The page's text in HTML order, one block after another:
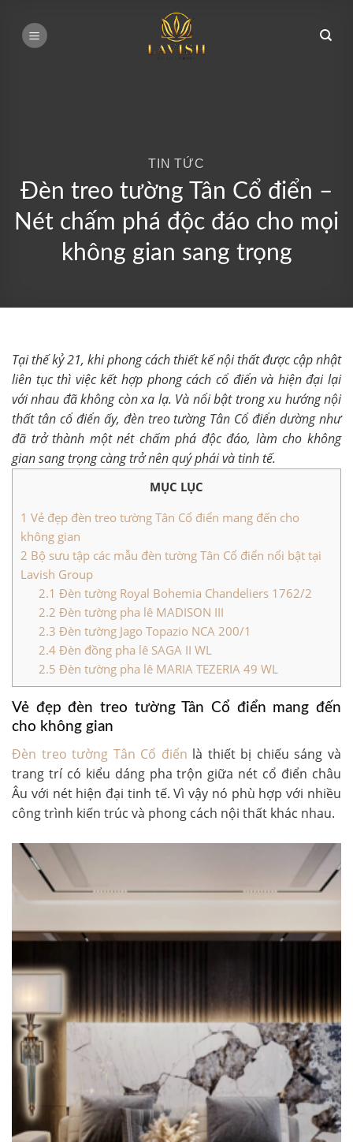
TIN TỨC
Đèn treo tường Tân Cổ điển –
Nét chấm phá độc đáo cho mọi
không gian sang trọng
Tại thế kỷ 21, khi phong cách thiết kế nội thất được cập nhật
liên tục thì việc kết hợp phong cách cổ điển và hiện đại lại
với nhau đã không còn xa lạ. Và nổi bật trong xu hướng nội
thất tân cổ điển ấy, đèn treo tường Tân Cổ điển dường như
đã trở thành một nét chấm phá độc đáo, làm cho không
gian sang trọng càng trở nên quý phái và tinh tế.
MỤC LỤC
1 Vẻ đẹp đèn treo tường Tân Cổ điển mang đến cho
không gian
2 Bộ sưu tập các mẫu đèn tường Tân Cổ điển nổi bật tại
Lavish Group
2.1 Đèn tường Royal Bohemia Chandeliers 1762/2
2.2 Đèn tường pha lê MADISON III
2.3 Đèn tường Jago Topazio NCA 200/1
2.4Đèn đồng pha lê SAGA II WL
2.5 Đèn tường pha lê MARIA TEZERIA 49 WL
Vẻ đẹp đèn treo tường Tân Cổ điển mang đến
cho không gian
Đèn treo tường Tân Cổ điển là thiết bị chiếu sáng và
trang trí có kiểu dáng pha trộn giữa nét cổ điển châu
Âu với nét hiện đại tinh tế. Vì vậy nó phù hợp với nhiều
công trình kiến trúc và phong cách nội thất khác nhau.